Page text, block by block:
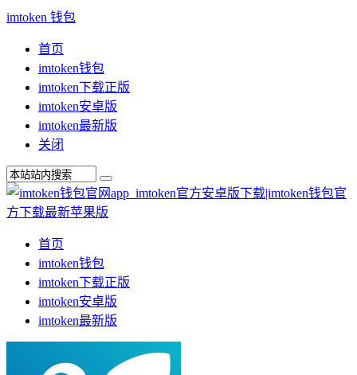
imtoken 钱包
首页
imtoken钱包
imtoken下载正版
imtoken安卓版
imtoken最新版
关闭
首页
imtoken钱包
imtoken下载正版
imtoken安卓版
imtoken最新版